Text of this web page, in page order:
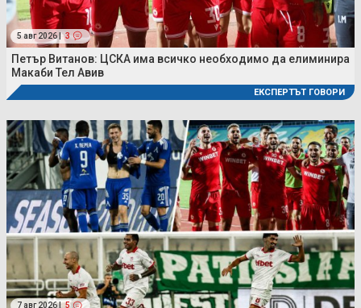
5 авг 2026 | 3
Петър Витанов: ЦСКА има всичко необходимо да елиминира
Макаби Тел Авив
ЕКСПЕРТЪТ ГОВОРИ
7 авг 2026 | 5